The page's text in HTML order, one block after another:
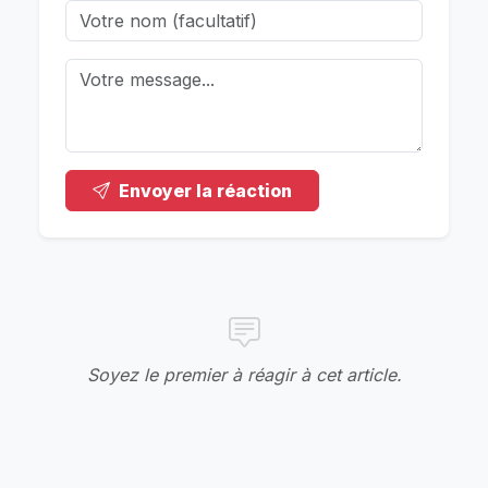
Envoyer la réaction
Soyez le premier à réagir à cet article.